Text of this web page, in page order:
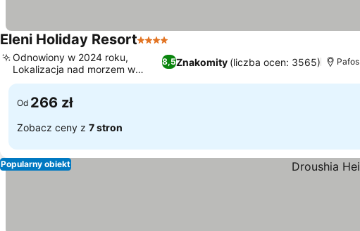
Eleni Holiday Resort4 Kategoria
8,5Znakomity (liczba ocen: 3565)
Odnowiony w 2024 roku,
Lokalizacja nad morzem w
Chlorakas
Pafos
Od 266 zł
Zobacz ceny z 7 stron
Popularny obiekt